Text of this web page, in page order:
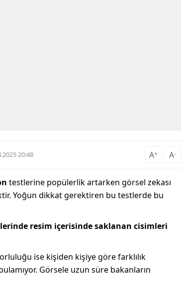
20:48 A+ A-
testlerine popülerlik artarken görsel zekası
Yoğun dikkat gerektiren bu testlerde bu
resim içerisinde saklanan cisimleri
ise kişiden kişiye göre farklılık
Görsele uzun süre bakanların